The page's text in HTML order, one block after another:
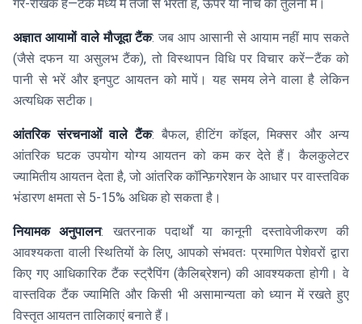
गैर-रैखिक है—टैंक मध्य में तेजी से भरता है, ऊपर या नीचे की तुलना में।
अज्ञात आयामों वाले मौजूदा टैंक: जब आप आसानी से आयाम नहीं माप सकते
(जैसे दफन या असुलभ टैंक), तो विस्थापन विधि पर विचार करें—टैंक को
पानी से भरें और इनपुट आयतन को मापें। यह समय लेने वाला है लेकिन
अत्यधिक सटीक।
आंतरिक संरचनाओं वाले टैंक: बैफल, हीटिंग कॉइल, मिक्सर और अन्य
आंतरिक घटक उपयोग योग्य आयतन को कम कर देते हैं। कैलकुलेटर
ज्यामितीय आयतन देता है, जो आंतरिक कॉन्फ़िगरेशन के आधार पर वास्तविक
भंडारण क्षमता से 5-15% अधिक हो सकता है।
नियामक अनुपालन: खतरनाक पदार्थों या कानूनी दस्तावेजीकरण की
आवश्यकता वाली स्थितियों के लिए, आपको संभवतः प्रमाणित पेशेवरों द्वारा
किए गए आधिकारिक टैंक स्ट्रैपिंग (कैलिब्रेशन) की आवश्यकता होगी। वे
वास्तविक टैंक ज्यामिति और किसी भी असामान्यता को ध्यान में रखते हुए
विस्तृत आयतन तालिकाएं बनाते हैं।